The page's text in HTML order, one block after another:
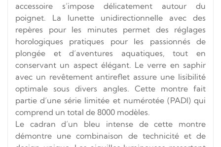
accessoire s’impose délicatement autour du
poignet. La lunette unidirectionnelle avec des
repères pour les minutes permet des réglages
horologiques pratiques pour les passionnés de
plongée et d’aventures aquatiques, tout en
conservant un aspect élégant. Le verre en saphir
avec un revêtement antireflet assure une lisibilité
optimale sous divers angles. Cette montre fait
partie d’une série limitée et numérotée (PADI) qui
comprend un total de 8000 modèles.
Le cadran d’un bleu intense de cette montre
démontre une combinaison de technicité et de